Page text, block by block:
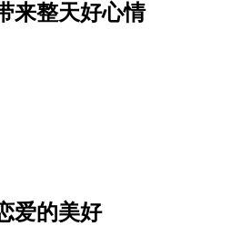
来整天好心情
爱的美好